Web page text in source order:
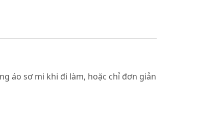
áo sơ mi khi đi làm, hoặc chỉ đơn giản